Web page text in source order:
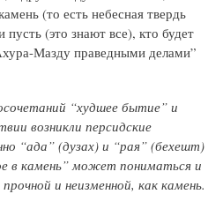
(то есть небесная твердь
(это знают все), кто будет
Мазду праведными делами”
“худшее бытие” и
возникли персидские
“ада” (дузах) и “рая” (бехешт)
в камень” может пониматься и
и неизменной, как камень.